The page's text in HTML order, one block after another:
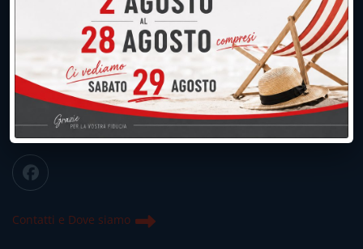
UNICA SEDE: CALCO (Lecco)
039.677.2778
039.677.2778
info@peregoarredamenti.it
ORARI: 09.00/12.00 - 15.00/19.15
Chiuso domenica e lunedì mattina
Contatti e Dove siamo